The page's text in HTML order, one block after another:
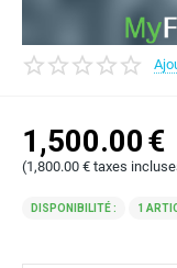
1,500.00€
(1,800.00 € taxes
DISPONIBILITÉ : 1